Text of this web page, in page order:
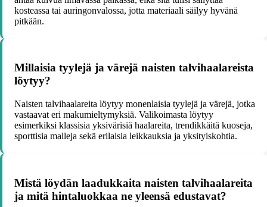
kosteassa tai auringonvalossa, jotta materiaali säilyy hyvänä
pitkään.
Millaisia tyylejä ja värejä naisten talvihaalareista
löytyy?
Naisten talvihaalareita löytyy monenlaisia tyylejä ja värejä, jotka
vastaavat eri makumieltymyksiä. Valikoimasta löytyy
esimerkiksi klassisia yksivärisiä haalareita, trendikkäitä kuoseja,
sporttisia malleja sekä erilaisia leikkauksia ja yksityiskohtia.
Mistä löydän laadukkaita naisten talvihaalareita
ja mitä hintaluokkaa ne yleensä edustavat?